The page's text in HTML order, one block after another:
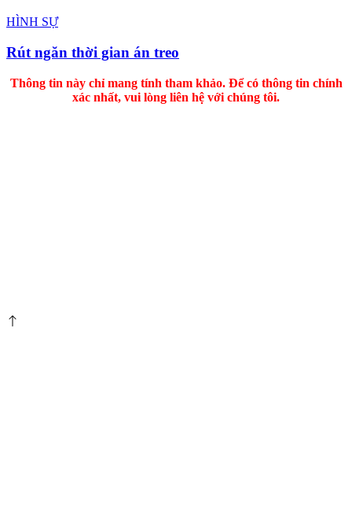
HÌNH SỰ
Rút ngăn thời gian án treo
Thông tin này chỉ mang tính tham khảo. Để có thông tin chính
xác nhất, vui lòng liên hệ với chúng tôi.